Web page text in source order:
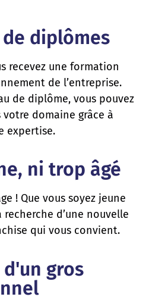
diplômes
recevez une formation
de l’entreprise.
de diplôme, vous pouvez
domaine grâce à
expertise.
ni trop âgé
! Que vous soyez jeune
d’une nouvelle
qui vous convient.
d'un gros